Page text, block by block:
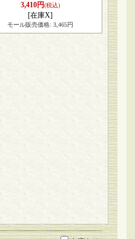
3,410円(税込)
[在庫X]
モール販売価格: 3,465円